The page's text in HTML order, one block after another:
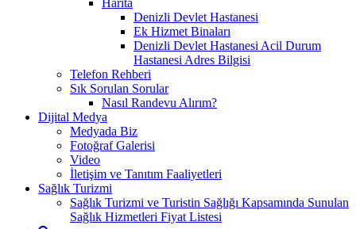
Denizli Devlet Hastanesi
Ek Hizmet Binaları
Denizli Devlet Hastanesi Acil Durum
Hastanesi Adres Bilgisi
Telefon Rehberi
Sık Sorulan Sorular
Nasıl Randevu Alırım?
Dijital Medya
Medyada Biz
Fotoğraf Galerisi
Video
İletişim ve Tanıtım Faaliyetleri
Sağlık Turizmi
Sağlık Turizmi ve Turistin Sağlığı Kapsamında Sunulan
Sağlık Hizmetleri Fiyat Listesi